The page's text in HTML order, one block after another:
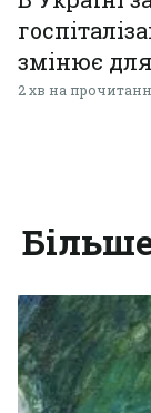
змінює для
2 хв на